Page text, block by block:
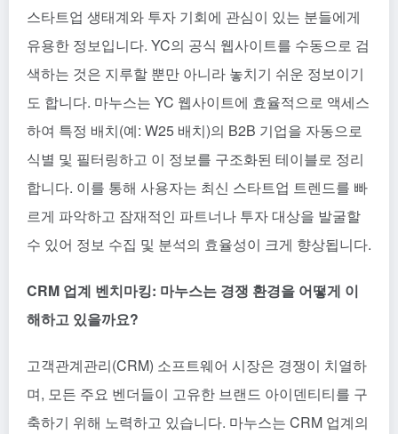
스타트업 생태계와 투자 기회에 관심이 있는 분들에게
유용한 정보입니다. YC의 공식 웹사이트를 수동으로 검
색하는 것은 지루할 뿐만 아니라 놓치기 쉬운 정보이기
도 합니다. 마누스는 YC 웹사이트에 효율적으로 액세스
하여 특정 배치(예: W25 배치)의 B2B 기업을 자동으로
식별 및 필터링하고 이 정보를 구조화된 테이블로 정리
합니다. 이를 통해 사용자는 최신 스타트업 트렌드를 빠
르게 파악하고 잠재적인 파트너나 투자 대상을 발굴할
수 있어 정보 수집 및 분석의 효율성이 크게 향상됩니다.
CRM 업계 벤치마킹: 마누스는 경쟁 환경을 어떻게 이
해하고 있을까요?
고객관계관리(CRM) 소프트웨어 시장은 경쟁이 치열하
며, 모든 주요 벤더들이 고유한 브랜드 아이덴티티를 구
축하기 위해 노력하고 있습니다. 마누스는 CRM 업계의